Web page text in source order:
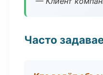
Часто